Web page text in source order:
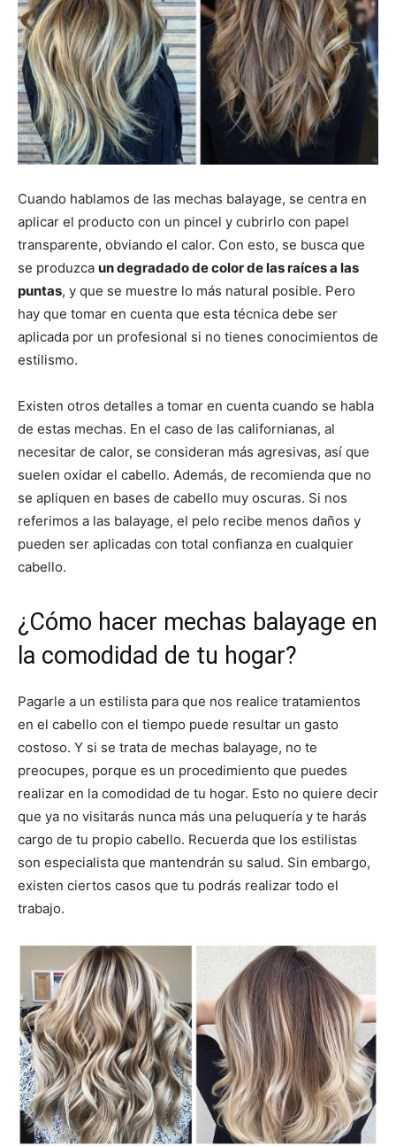
Cuando hablamos de las mechas balayage, se centra en
aplicar el producto con un pincel y cubrirlo con papel
transparente, obviando el calor. Con esto, se busca que
se produzca un degradado de color de las raíces a las
puntas, y que se muestre lo más natural posible. Pero
hay que tomar en cuenta que esta técnica debe ser
aplicada por un profesional si no tienes conocimientos de
estilismo.
Existen otros detalles a tomar en cuenta cuando se habla
de estas mechas. En el caso de las californianas, al
necesitar de calor, se consideran más agresivas, así que
suelen oxidar el cabello. Además, de recomienda que no
se apliquen en bases de cabello muy oscuras. Si nos
referimos a las balayage, el pelo recibe menos daños y
pueden ser aplicadas con total confianza en cualquier
cabello.
¿Cómo hacer mechas balayage en
la comodidad de tu hogar?
Pagarle a un estilista para que nos realice tratamientos
en el cabello con el tiempo puede resultar un gasto
costoso. Y si se trata de mechas balayage, no te
preocupes, porque es un procedimiento que puedes
realizar en la comodidad de tu hogar. Esto no quiere decir
que ya no visitarás nunca más una peluquería y te harás
cargo de tu propio cabello. Recuerda que los estilistas
son especialista que mantendrán su salud. Sin embargo,
existen ciertos casos que tu podrás realizar todo el
trabajo.